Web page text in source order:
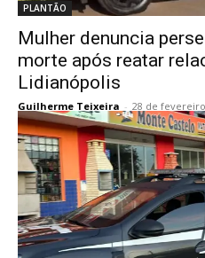
PLANTÃO
Mulher denuncia
morte após reatar
Lidianópolis
Guilherme Teixeira - 28 de